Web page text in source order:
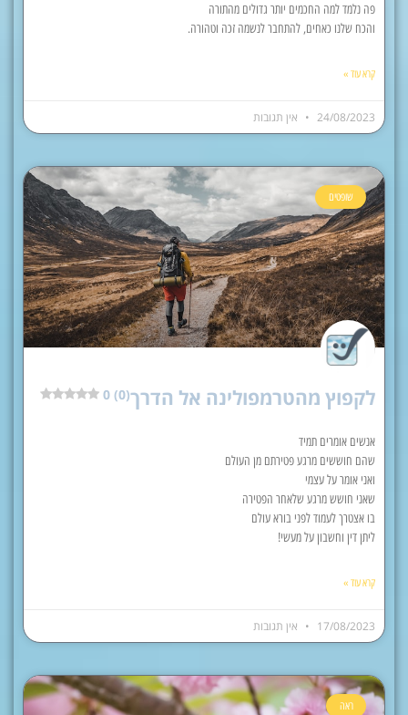
פה נלמד למה החכמים יותר גדולים מהתורה
והכח שלנו כאחים, להתחבר לנשמה זכה וטהורה.
קרא עוד »
24/08/2023 אין תגובות
שופטים
לקפוץ מהטרמפולינה אל הדרך0 (0)
אנשים אומרים תמיד
שהם חוששים מרגע פטירתם מן העולם
ואני אומר על עצמי
שאני חושש מרגע שלאחר הפטירה
בו אצטרך לעמוד לפני בורא עולם
ליתן דין וחשבון על מעשי!
קרא עוד »
17/08/2023 אין תגובות
ראה